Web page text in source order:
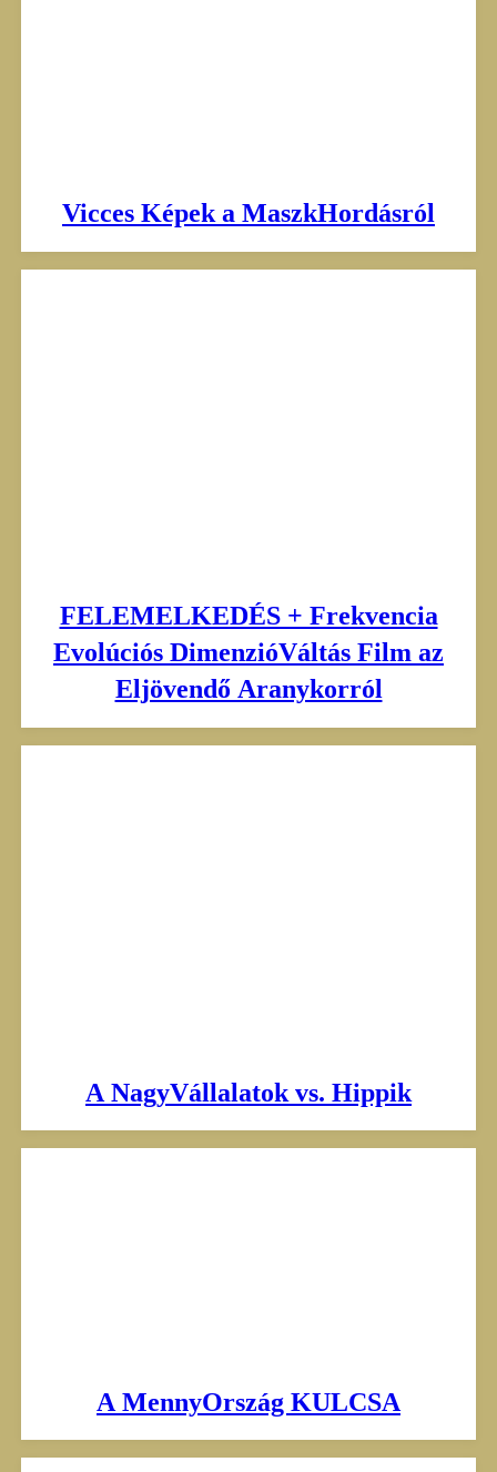
Vicces Képek a MaszkHordásról
FELEMELKEDÉS + Frekvencia
Evolúciós DimenzióVáltás Film az
Eljövendő Aranykorról
A NagyVállalatok vs. Hippik
A MennyOrszág KULCSA